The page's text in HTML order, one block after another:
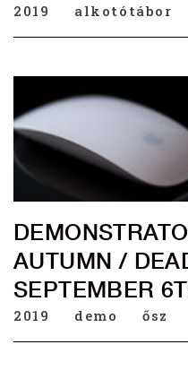
2019 alkotótábor
AUTUMN /
SEPTEMBER
2019 demo ősz